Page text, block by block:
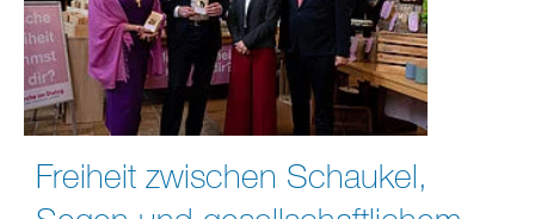
Freiheit zwischen Schaukel,